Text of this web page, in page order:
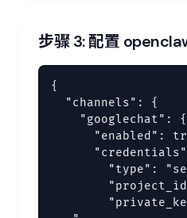
步骤 3: 配置
{
  "channels": {
    "googlechat": {
"enabled":
"type":